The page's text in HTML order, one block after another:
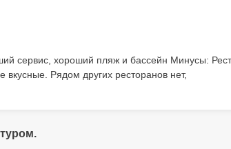
сервис, хороший пляж и бассейн Минусы:
Рядом других ресторанов нет,